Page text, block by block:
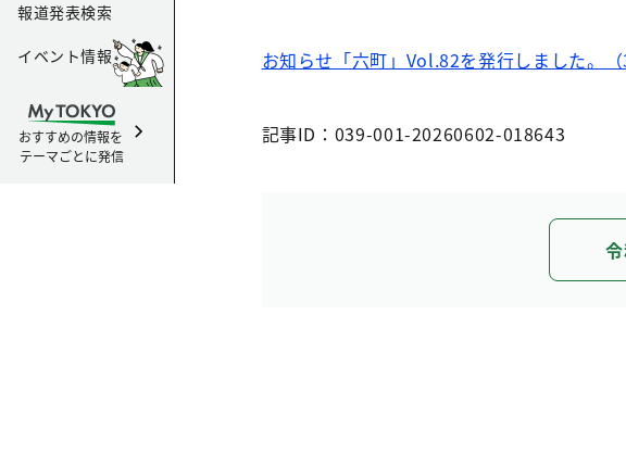
報道発表検索
イベント情報
おすすめの情報を
テーマごとに発信
お知らせ「六町」Vol.82を発行しました。（
記事ID：039-001-20260602-018643